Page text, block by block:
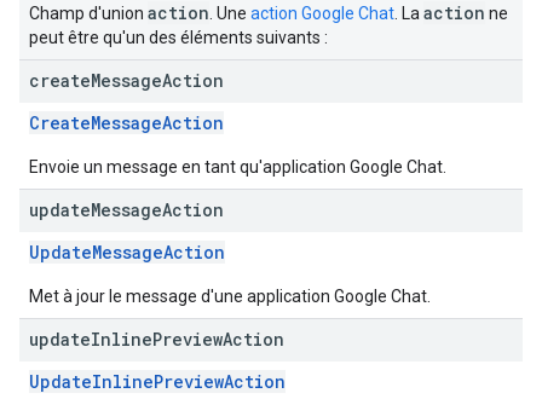
Champ d'union action . Une action Google Chat . La action ne
peut être qu'un des éléments suivants :
createMessageAction
CreateMessageAction
Envoie un message en tant qu'application Google Chat.
updateMessageAction
UpdateMessageAction
Met à jour le message d'une application Google Chat.
updateInlinePreviewAction
UpdateInlinePreviewAction